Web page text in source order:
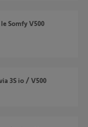
3S io / V500